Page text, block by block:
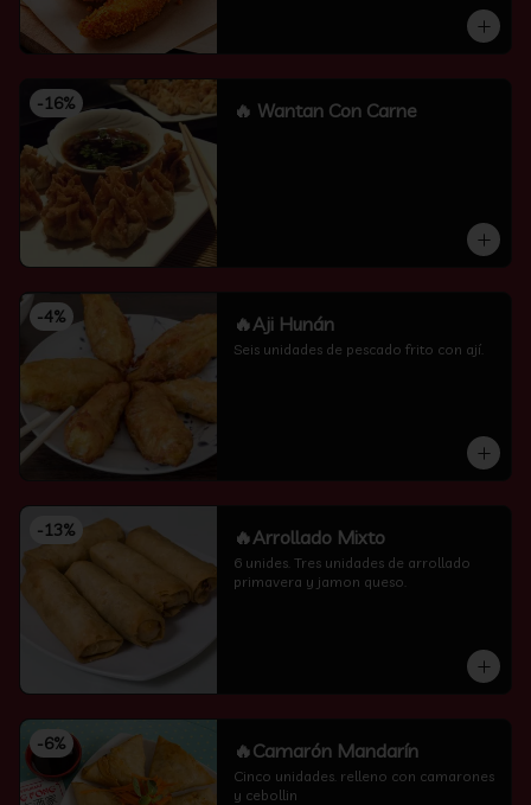
-16% 🔥 Wantan Con Carne
-4% 🔥Aji Hunán
Seis unidades de pescado frito con ají.
-13% 🔥Arrollado Mixto
6 unides. Tres unidades de arrollado
primavera y jamon queso.
-6% 🔥Camarón Mandarín
Cinco unidades. relleno con camarones
y cebollin